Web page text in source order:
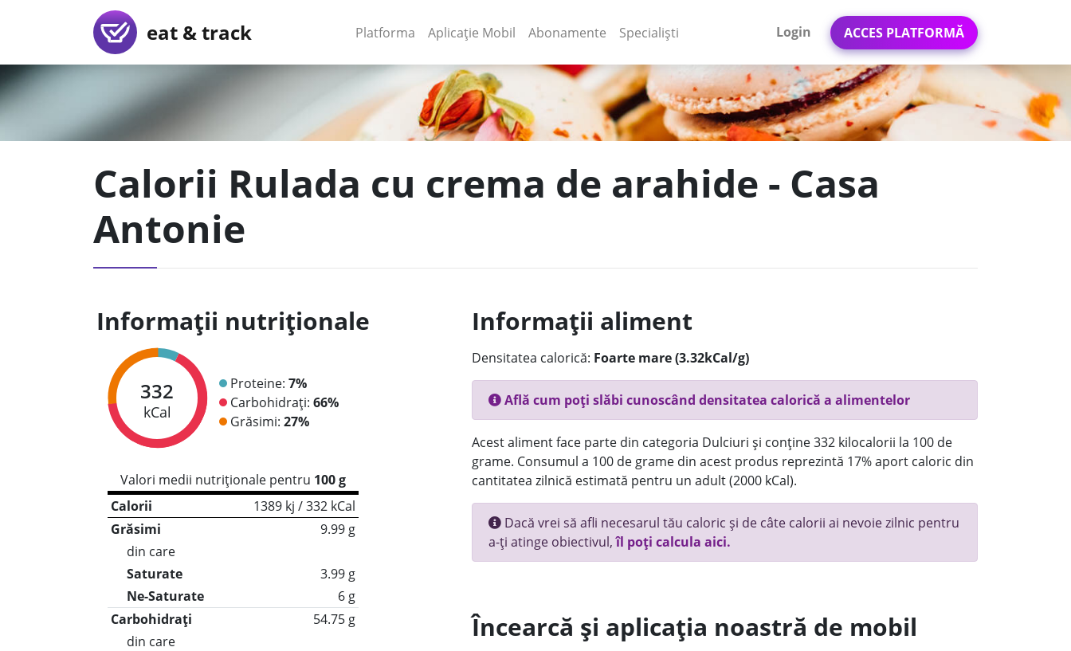
eat & track Platforma (current)
Aplicație Mobil (current)
Abonamente Specialiști Login ACCES PLATFORMĂ
Calorii Rulada cu crema de arahide - Casa
Antonie
Informații nutriționale
332
kCal
Proteine: 7%
Carbohidrați: 66%
Grăsimi: 27%
Valori medii nutriționale pentru 100 g
Calorii
1389 kj / 332 kCal
Grăsimi
9.99 g
din care
Saturate
3.99 g
Ne-Saturate
6 g
Carbohidrați
54.75 g
din care
Informații aliment
Densitatea calorică: Foarte mare (3.32kCal/g)
Află cum poți slăbi cunoscând densitatea calorică a alimentelor
Acest aliment face parte din categoria Dulciuri și conține 332 kilocalorii la 100 de
grame. Consumul a 100 de grame din acest produs reprezintă 17% aport caloric din
cantitatea zilnică estimată pentru un adult (2000 kCal).
Dacă vrei să afli necesarul tău caloric și de câte calorii ai nevoie zilnic pentru
a-ți atinge obiectivul,îl poți calcula aici.
Încearcă și aplicația noastră de mobil